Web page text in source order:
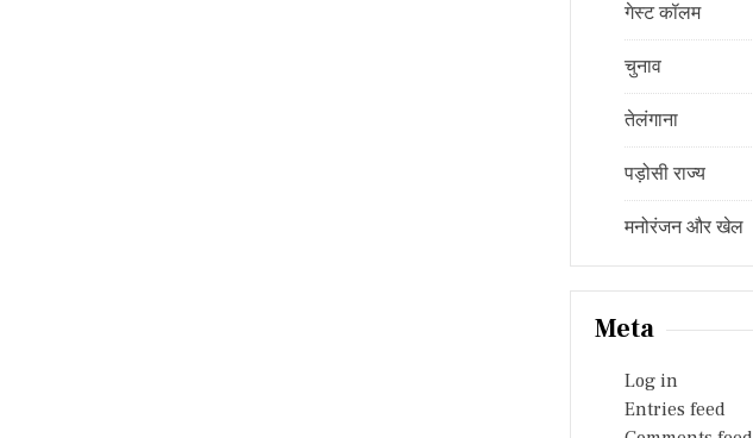
गेस्ट कॉलम
चुनाव
तेलंगाना
पड़ोसी राज्य
मनोरंजन और खेल
Meta
Log in
Entries feed